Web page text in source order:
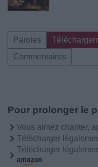
Paroles
Commentaires
Pour prolonger le
Vous aimez chanter,
Télécharger
Télécharger